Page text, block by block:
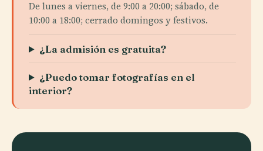
De lunes a viernes, de 9:00 a 20:00; sábado, de
10:00 a 18:00; cerrado domingos y festivos.
¿La admisión es gratuita?
¿Puedo tomar fotografías en el
interior?